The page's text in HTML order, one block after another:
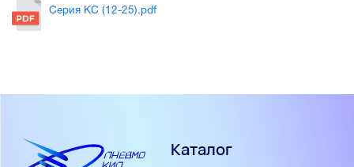
Серия KC (12-25).pdf
Каталог